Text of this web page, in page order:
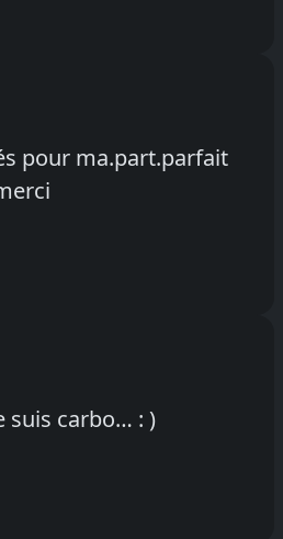
pour ma.part.parfait
suis carbo… : )